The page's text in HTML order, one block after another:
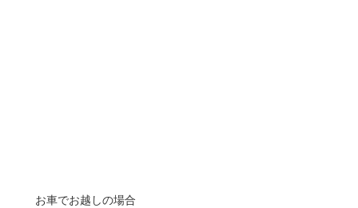
お車でお越しの場合